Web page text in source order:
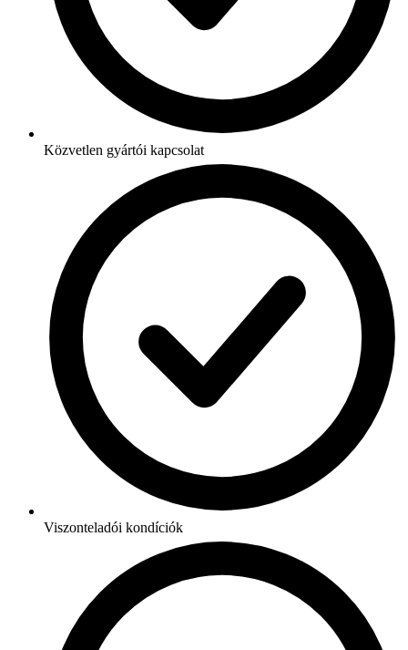
Közvetlen gyártói kapcsolat
Viszonteladói kondíciók